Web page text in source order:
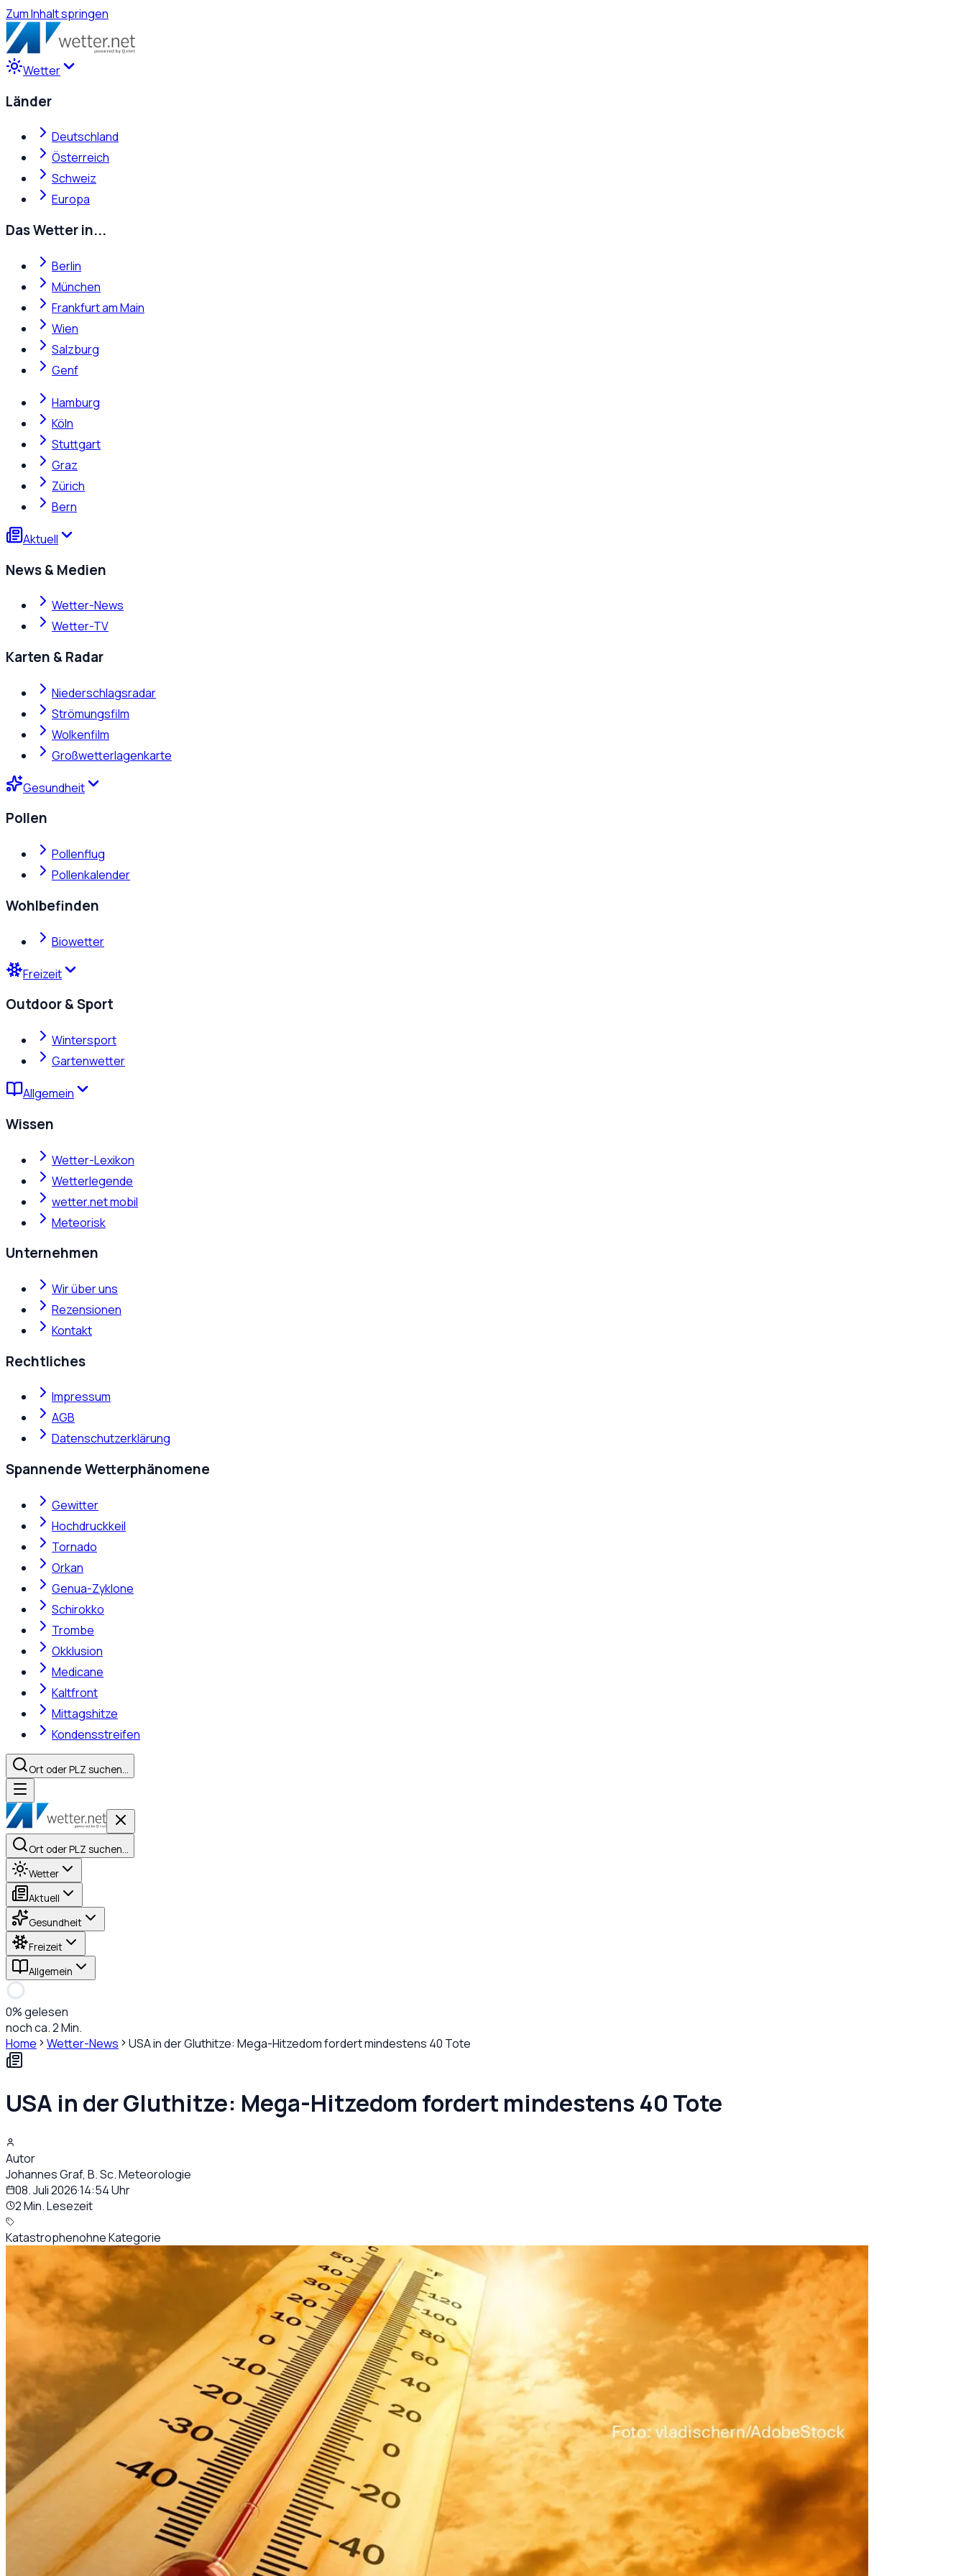
Zum Inhalt springen
Wetter
Länder
Deutschland
Österreich
Schweiz
Europa
Das Wetter in...
Berlin
München
Frankfurt am Main
Wien
Salzburg
Genf
Hamburg
Köln
Stuttgart
Graz
Zürich
Bern
Aktuell
News & Medien
Wetter-News
Wetter-TV
Karten & Radar
Niederschlagsradar
Strömungsfilm
Wolkenfilm
Großwetterlagenkarte
Gesundheit
Pollen
Pollenflug
Pollenkalender
Wohlbefinden
Biowetter
Freizeit
Outdoor & Sport
Wintersport
Gartenwetter
Allgemein
Wissen
Wetter-Lexikon
Wetterlegende
wetter.net mobil
Meteorisk
Unternehmen
Wir über uns
Rezensionen
Kontakt
Rechtliches
Impressum
AGB
Datenschutzerklärung
Spannende Wetterphänomene
Gewitter
Hochdruckkeil
Tornado
Orkan
Genua-Zyklone
Schirokko
Trombe
Okklusion
Medicane
Kaltfront
Mittagshitze
Kondensstreifen
Ort oder PLZ suchen…
Ort oder PLZ suchen…
Wetter
Aktuell
Gesundheit
Freizeit
Allgemein
0% gelesen
noch ca. 2 Min.
Home
Wetter-News USA in der Gluthitze: Mega-Hitzedom fordert mindestens 40 Tote
USA in der Gluthitze: Mega-Hitzedom fordert mindestens 40 Tote
Autor
Johannes Graf, B. Sc. Meteorologie
08. Juli 2026·14:54Uhr
2 Min. Lesezeit
Katastrophenohne Kategorie